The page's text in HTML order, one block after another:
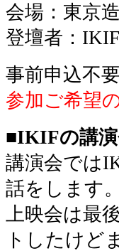
会場：東京
登壇者：
事前申込不
参加ご希望
■IKIFの講
講演会では
話をします。
上映会は最
トしたけ